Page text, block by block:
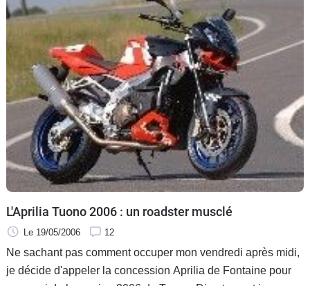
L'Aprilia Tuono 2006 : un roadster musclé
Le 19/05/2006 12
Ne sachant pas comment occuper mon vendredi après midi,
je décide d'appeler la concession Aprilia de Fontaine pour